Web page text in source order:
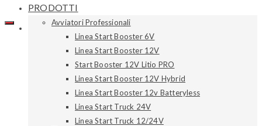
PRODOTTI
Avviatori Professionali
Linea Start Booster 6V
Linea Start Booster 12V
Start Booster 12V Litio PRO
Linea Start Booster 12V Hybrid
Linea Start Booster 12v Batteryless
Linea Start Truck 24V
Linea Start Truck 12/24V